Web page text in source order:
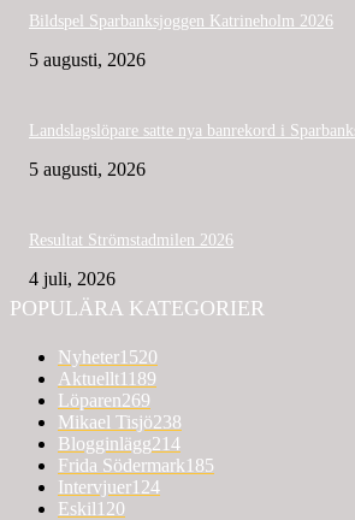
Bildspel Sparbanksjoggen Katrineholm 2026
5 augusti, 2026
Landslagslöpare satte nya banrekord i
5 augusti, 2026
Resultat Strömstadmilen 2026
4 juli, 2026
POPULÄRA KATEGORIER
Nyheter1520
Aktuellt1189
Löparen269
Mikael Tisjö238
Blogginlägg214
Frida Södermark185
Intervjuer124
Eskil120